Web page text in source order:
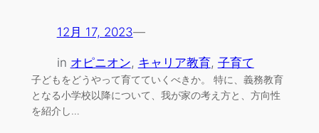
12月 17, 2023—
in オピニオン, キャリア教育, 子育て
子どもをどうやって育てていくべきか。 特に、義務教育
となる小学校以降について、我が家の考え方と、方向性
を紹介し…